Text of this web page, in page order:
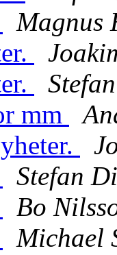
Magnus
mm
Stefan
Bo
Michael